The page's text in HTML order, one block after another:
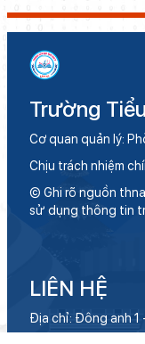
Trường
Cơ quan quản lý:
Chịu trách nhiệm
© Ghi rõ nguồn
sử dụng thông tin
LIÊN HỆ
Địa chỉ: Đông anh 1